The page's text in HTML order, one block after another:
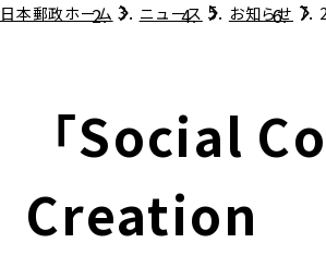
グループ情報トップ
コンプライアンス
ガバナンス
株主・投資家情報ト
個人投資家のみなさまへ
株式情報
ニューストップ
サステナビリティト
担当役員メッセージ
サステナビリティマネジメント
採用情報トップ
日本郵政ホーム ニュース お知らせ
「Social
Creation